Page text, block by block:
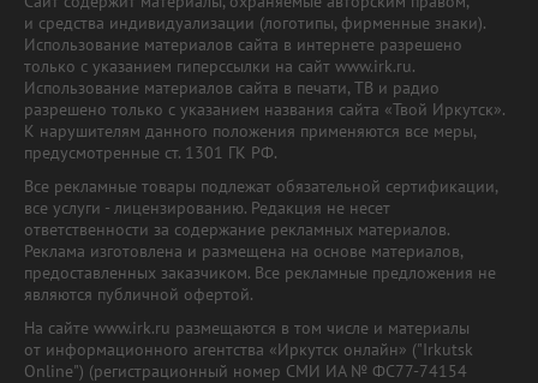
и средства индивидуализации (логотипы, фирменные знаки).
Использование материалов сайта в интернете разрешено
только с указанием гиперссылки на сайт www.irk.ru.
Использование материалов сайта в печати, ТВ и радио
разрешено только с указанием названия сайта «Твой Иркутск».
К нарушителям данного положения применяются все меры,
предусмотренные ст. 1301 ГК РФ.
Все рекламные товары подлежат обязательной сертификации,
все услуги - лицензированию. Редакция не несет
ответственности за содержание рекламных материалов.
Реклама изготовлена и размещена на основе материалов,
предоставленных заказчиком. Все рекламные предложения не
являются публичной офертой.
На сайте www.irk.ru размещаются в том числе и материалы
от информационного агентства «Иркутск онлайн» ("Irkutsk
Online") (регистрационный номер СМИ ИА № ФС77-74154